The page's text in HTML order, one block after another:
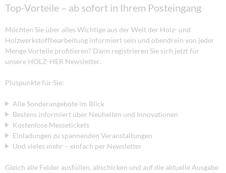
Top-Vorteile – ab sofort in Ihrem Posteingang
Möchten Sie über alles Wichtige aus der Welt der Holz- und
Holzwerkstoffbearbeitung informiert sein und obendrein von jeder
Menge Vorteile profitieren? Dann registrieren Sie sich jetzt für
unsere HOLZ-HER Newsletter.
Pluspunkte für Sie:
Alle Sonderangebote im Blick
Bestens informiert über Neuheiten und Innovationen
Kostenlose Messetickets
Einladungen zu spannenden Veranstaltungen
Und vieles mehr – einfach per Newsletter
Gleich alle Felder ausfüllen, abschicken und auf die aktuelle Ausgabe